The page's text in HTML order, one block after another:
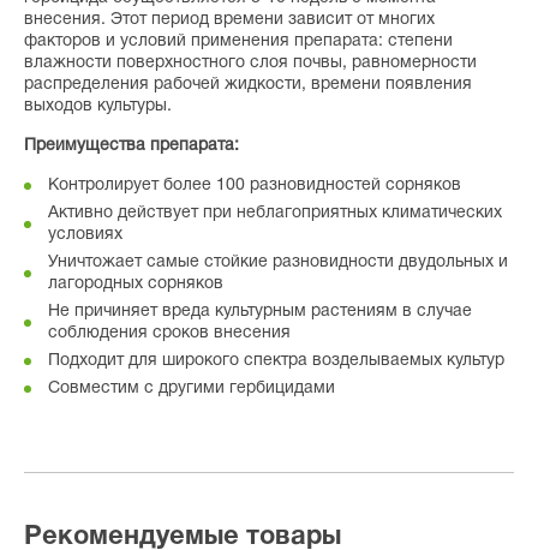
внесения. Этот период времени зависит от многих
факторов и условий применения препарата: степени
влажности поверхностного слоя почвы, равномерности
распределения рабочей жидкости, времени появления
выходов культуры.
Преимущества препарата:
Контролирует более 100 разновидностей сорняков
Активно действует при неблагоприятных климатических
условиях
Уничтожает самые стойкие разновидности двудольных и
лагородных сорняков
Не причиняет вреда культурным растениям в случае
соблюдения сроков внесения
Подходит для широкого спектра возделываемых культур
Совместим с другими гербицидами
Рекомендуемые товары